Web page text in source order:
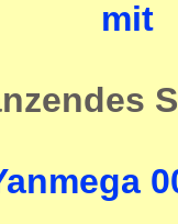
mit